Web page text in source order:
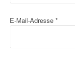
E-Mail-Adresse *